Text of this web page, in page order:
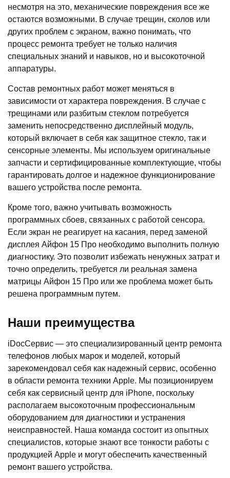
несмотря на это, механические повреждения все же
остаются возможными. В случае трещин, сколов или
других проблем с экраном, важно понимать, что
процесс ремонта требует не только наличия
специальных знаний и навыков, но и высокоточной
аппаратуры.
Состав ремонтных работ может меняться в
зависимости от характера повреждения. В случае с
трещинами или разбитым стеклом потребуется
заменить непосредственно дисплейный модуль,
который включает в себя как защитное стекло, так и
сенсорные элементы. Мы используем оригинальные
запчасти и сертифицированные комплектующие, чтобы
гарантировать долгое и надежное функционирование
вашего устройства после ремонта.
Кроме того, важно учитывать возможность
программных сбоев, связанных с работой сенсора.
Если экран не реагирует на касания, перед заменой
дисплея Айфон 15 Про необходимо выполнить полную
диагностику. Это позволит избежать ненужных затрат и
точно определить, требуется ли реальная замена
матрицы Айфон 15 Про или же проблема может быть
решена программным путем.
Наши преимущества
iDocСервис — это специализированный центр ремонта
телефонов любых марок и моделей, который
зарекомендовал себя как надежный сервис, особенно
в области ремонта техники Apple. Мы позиционируем
себя как сервисный центр для iPhone, поскольку
располагаем высокоточным профессиональным
оборудованием для диагностики и устранения
неисправностей. Наша команда состоит из опытных
специалистов, которые знают все тонкости работы с
продукцией Apple и могут обеспечить качественный
ремонт вашего устройства.